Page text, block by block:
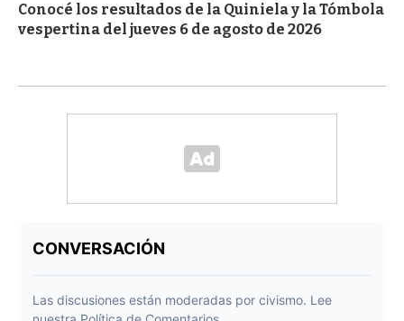
Conocé los resultados de la Quiniela y la Tómbola
vespertina del jueves 6 de agosto de 2026